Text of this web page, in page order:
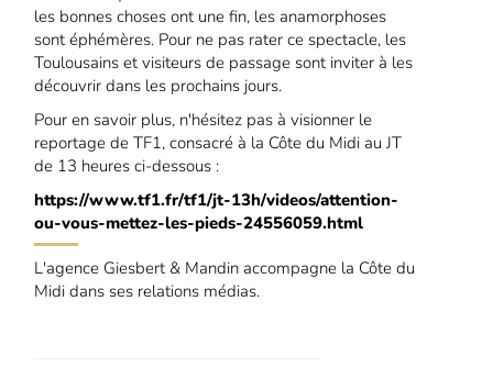
les bonnes choses ont une fin, les anamorphoses
sont éphémères. Pour ne pas rater ce spectacle, les
Toulousains et visiteurs de passage sont inviter à les
découvrir dans les prochains jours.
Pour en savoir plus, n'hésitez pas à visionner le
reportage de TF1, consacré à la Côte du Midi au JT
de 13 heures ci-dessous :
https://www.tf1.fr/tf1/jt-13h/videos/attention-
ou-vous-mettez-les-pieds-24556059.html
L'agence Giesbert & Mandin accompagne la Côte du
Midi dans ses relations médias.